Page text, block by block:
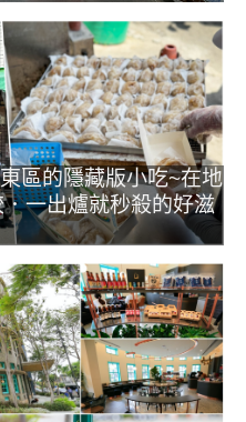
區的隱藏版小吃~在地
一出爐就秒殺的好滋